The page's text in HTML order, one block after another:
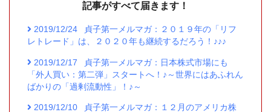
記事がすべて届きます！
2019/12/24
貞子第一メルマガ：２０１９年の「リフ
レトレード」は、２０２０年も継続するだろう！♪♪♪
2019/12/17
貞子第一メルマガ：日本株式市場にも
「外人買い：第二弾」スタートへ！♪～世界にはあふれん
ばかりの「過剰流動性」！♪～
2019/12/10
貞子第一メルマガ：１２月のアメリカ株